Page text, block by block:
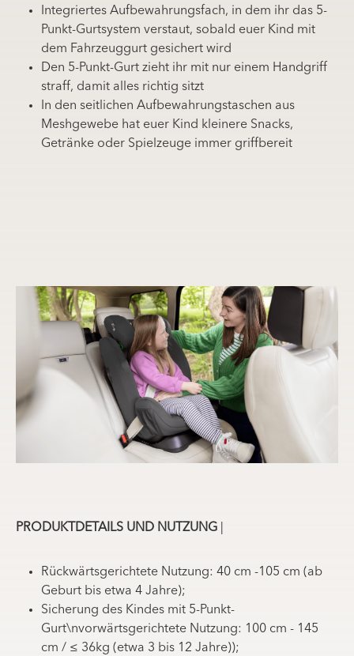
Integriertes Aufbewahrungsfach, in dem ihr das 5-
Punkt-Gurtsystem verstaut, sobald euer Kind mit
dem Fahrzeuggurt gesichert wird
Den 5-Punkt-Gurt zieht ihr mit nur einem Handgriff
straff, damit alles richtig sitzt
In den seitlichen Aufbewahrungstaschen aus
Meshgewebe hat euer Kind kleinere Snacks,
Getränke oder Spielzeuge immer griffbereit
PRODUKTDETAILS UND NUTZUNG
Rückwärtsgerichtete Nutzung: 40 cm -105 cm (ab
Geburt bis etwa 4 Jahre);
Sicherung des Kindes mit 5-Punkt-
Gurt\nvorwärtsgerichtete Nutzung: 100 cm - 145
cm / ≤ 36kg (etwa 3 bis 12 Jahre));